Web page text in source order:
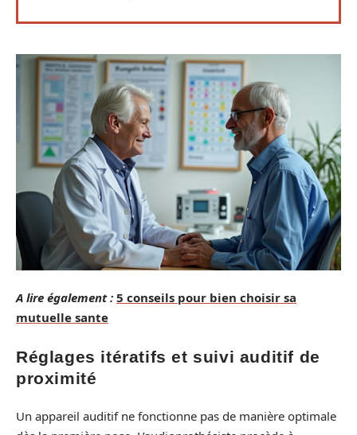
A lire également : 5 conseils pour bien choisir sa
mutuelle sante
Réglages itératifs et suivi auditif de
proximité
Un appareil auditif ne fonctionne pas de manière optimale